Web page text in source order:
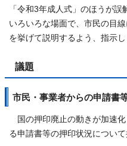
「令和3年成人式」のほうが誤
いろいろな場面で、市民の目
を挙げて説明するよう、指示し
議題
市民・事業者からの申請書
国の押印廃止の動きが加速
る申請書等の押印状況につい